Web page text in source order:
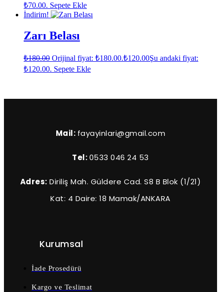
₺70.00. Sepete Ekle
İndirim!
Zarı Belası
₺180.00 Orijinal fiyat: ₺180.00.₺120.00Şu andaki fiyat:
₺120.00. Sepete Ekle
Mail: fayayinlari@gmail.com
Tel:0533 046 24 53
Adres: Diriliş Mah. Güldere Cad. S8 B Blok (1/21)
Kat: 4 Daire: 18 Mamak/ANKARA
Kurumsal
İade Prosedürü
Kargo ve Teslimat